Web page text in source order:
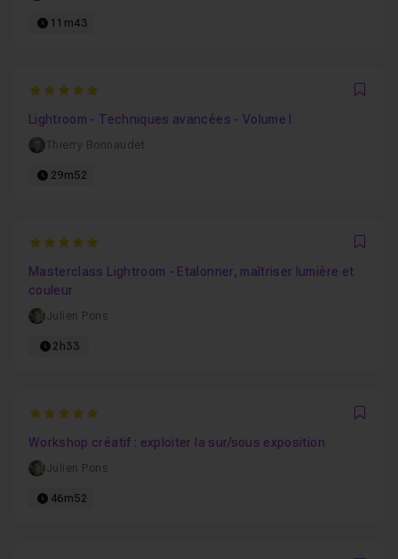
11m43
5
Lightroom - Techniques avancées - Volume I
Thierry Bonnaudet
29m52
5
Masterclass Lightroom - Etalonner, maîtriser lumière et
couleur
Julien Pons
2h33
5
Workshop créatif : exploiter la sur/sous exposition
Julien Pons
46m52